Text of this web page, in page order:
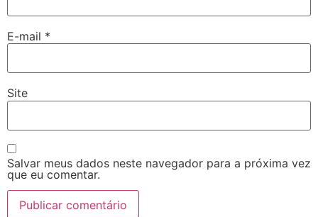
E-mail *
Site
Salvar meus dados neste navegador para a próxima vez
que eu comentar.